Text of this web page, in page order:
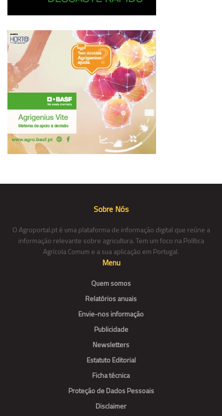
Sobre Nós
O Agroportal.pt é uma plataforma de informação digital que reúne a
informação relevante sobre agricultura. Tem um foco na Política
Agrícola Comum e a sua aplicação em Portugal.
Menu
Quem somos
Relatórios anuais
Envie-nos informação
Publicidade
Newsletters
Estatuto Editorial
Ficha técnica
Proteção de Dados Pessoais
Disclaimer